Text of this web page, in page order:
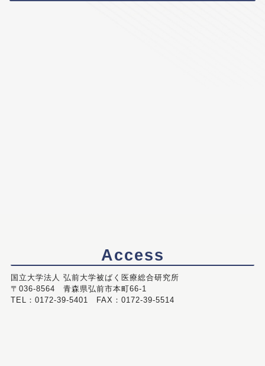
Access
国立大学法人 弘前大学被ばく医療総合研究所
〒036-8564 青森県弘前市本町66-1
TEL：0172-39-5401 FAX：0172-39-5514